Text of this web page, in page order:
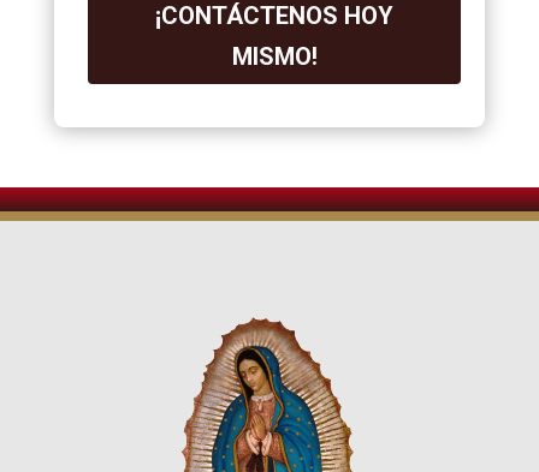
¡CONTÁCTENOS HOY
MISMO!